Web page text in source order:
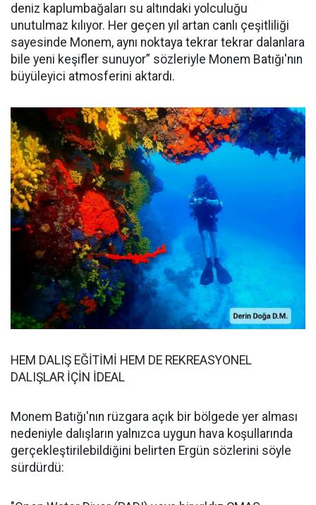
deniz kaplumbağaları su altındaki yolculuğu
unutulmaz kılıyor. Her geçen yıl artan canlı çeşitliliği
sayesinde Monem, aynı noktaya tekrar tekrar dalanlara
bile yeni keşifler sunuyor” sözleriyle Monem Batığı'nın
büyüleyici atmosferini aktardı.
HEM DALIŞ EĞİTİMİ HEM DE REKREASYONEL
DALIŞLAR İÇİN İDEAL
Monem Batığı'nın rüzgara açık bir bölgede yer alması
nedeniyle dalışların yalnızca uygun hava koşullarında
gerçekleştirilebildiğini belirten Ergün sözlerini söyle
sürdürdü: